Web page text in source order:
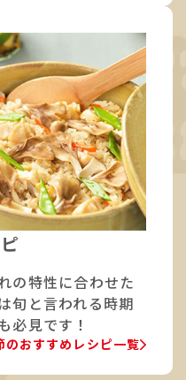
の特性に合わせた
旬と言われる時期
必見です！
のおすすめレシピ一覧